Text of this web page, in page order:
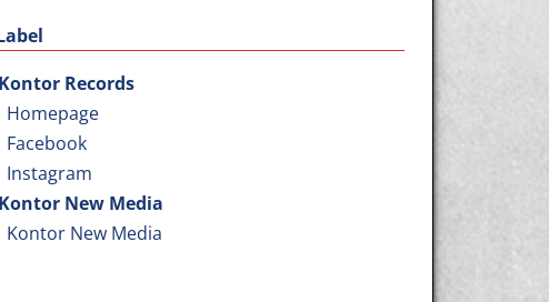
Kontor Records
Homepage
Facebook
Instagram
Kontor New Media
Kontor New Media